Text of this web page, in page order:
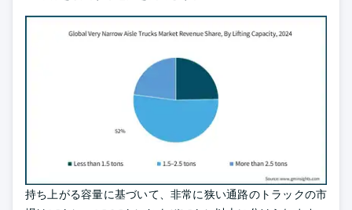
持ち上がる容量に基づいて、非常に狭い通路のトラックの市